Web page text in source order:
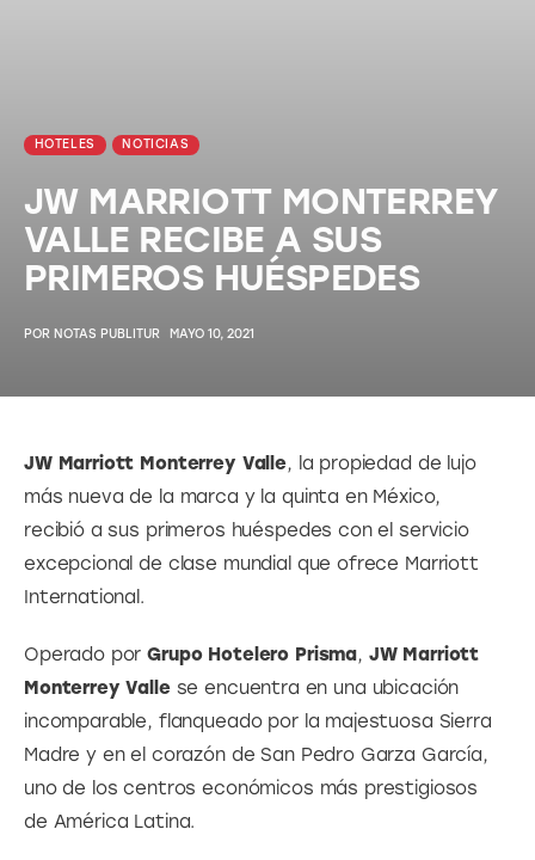
HOTELES NOTICIAS
JW MARRIOTT MONTERREY
VALLE RECIBE A SUS
PRIMEROS HUÉSPEDES
POR NOTAS PUBLITUR MAYO 10, 2021
JW Marriott Monterrey Valle, la propiedad de lujo
más nueva de la marca y la quinta en México,
recibió a sus primeros huéspedes con el servicio
excepcional de clase mundial que ofrece Marriott
International.
Operado por Grupo Hotelero Prisma, JW Marriott
Monterrey Valle se encuentra en una ubicación
incomparable, flanqueado por la majestuosa Sierra
Madre y en el corazón de San Pedro Garza García,
uno de los centros económicos más prestigiosos
de América Latina.